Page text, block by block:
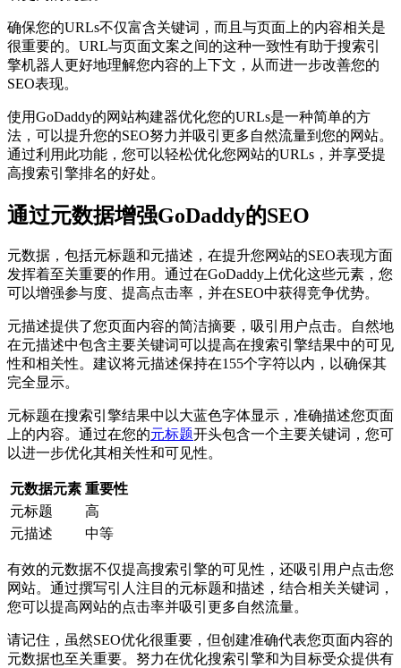
确保您的URLs不仅富含关键词，而且与页面上的内容相关是
很重要的。URL与页面文案之间的这种一致性有助于搜索引
擎机器人更好地理解您内容的上下文，从而进一步改善您的
SEO表现。
使用GoDaddy的网站构建器优化您的URLs是一种简单的方
法，可以提升您的SEO努力并吸引更多自然流量到您的网站。
通过利用此功能，您可以轻松优化您网站的URLs，并享受提
高搜索引擎排名的好处。
通过元数据增强GoDaddy的SEO
元数据，包括元标题和元描述，在提升您网站的SEO表现方面
发挥着至关重要的作用。通过在GoDaddy上优化这些元素，您
可以增强参与度、提高点击率，并在SEO中获得竞争优势。
元描述提供了您页面内容的简洁摘要，吸引用户点击。自然地
在元描述中包含主要关键词可以提高在搜索引擎结果中的可见
性和相关性。建议将元描述保持在155个字符以内，以确保其
完全显示。
元标题在搜索引擎结果中以大蓝色字体显示，准确描述您页面
上的内容。通过在您的元标题开头包含一个主要关键词，您可
以进一步优化其相关性和可见性。
元数据元素 重要性
元标题
高
元描述
中等
有效的元数据不仅提高搜索引擎的可见性，还吸引用户点击您
网站。通过撰写引人注目的元标题和描述，结合相关关键词，
您可以提高网站的点击率并吸引更多自然流量。
请记住，虽然SEO优化很重要，但创建准确代表您页面内容的
元数据也至关重要。努力在优化搜索引擎和为目标受众提供有